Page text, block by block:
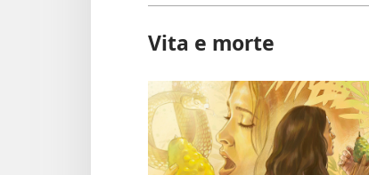
Vita e morte